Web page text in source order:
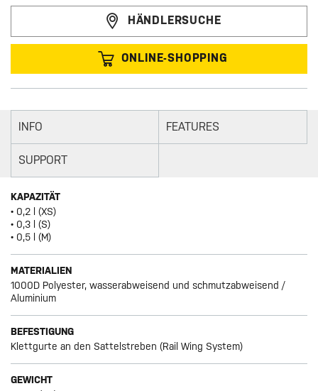
HÄNDLERSUCHE
ONLINE-SHOPPING
INFO FEATURES
SUPPORT
KAPAZITÄT
• 0,2 l (XS)
• 0,3 l (S)
• 0,5 l (M)
MATERIALIEN
1000D Polyester, wasserabweisend und schmutzabweisend /
Aluminium
BEFESTIGUNG
Klettgurte an den Sattelstreben (Rail Wing System)
GEWICHT